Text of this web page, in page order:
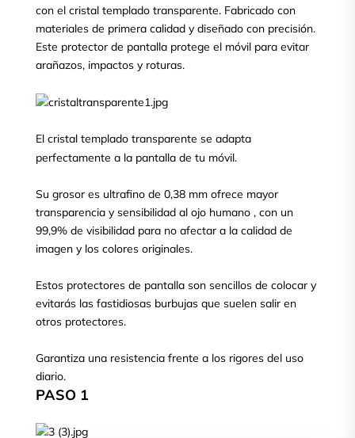
con el cristal templado transparente. Fabricado con
materiales de primera calidad y diseñado con precisión.
Este protector de pantalla protege el móvil para evitar
arañazos, impactos y roturas.
El cristal templado transparente se adapta
perfectamente a la pantalla de tu móvil.
Su grosor es ultrafino de 0,38 mm ofrece mayor
transparencia y sensibilidad al ojo humano , con un
99,9% de visibilidad para no afectar a la calidad de
imagen y los colores originales.
Estos protectores de pantalla son sencillos de colocar y
evitarás las fastidiosas burbujas que suelen salir en
otros protectores.
Garantiza una resistencia frente a los rigores del uso
diario.
PASO 1